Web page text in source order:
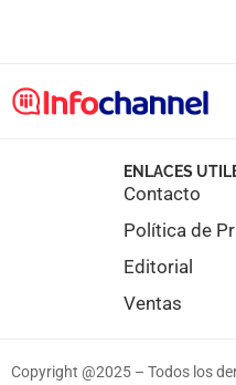
ENLACES
Contacto
Política de
Editorial
Ventas
Copyright @2025 – Todos los